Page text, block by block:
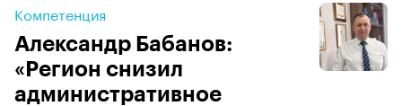
Компетенция
Александр Бабанов:
«Регион снизил
административное